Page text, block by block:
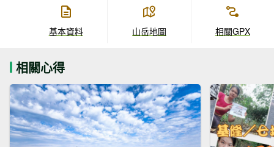
基本資料 山岳地圖 相關GPX
相關心得